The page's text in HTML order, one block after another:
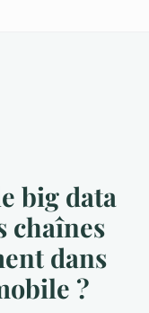
big data
chaînes
dans
?